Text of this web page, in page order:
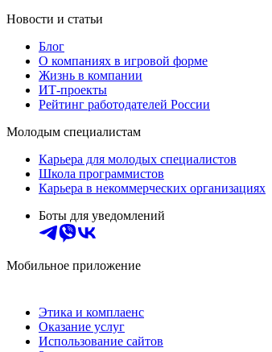
Новости и статьи
Блог
О компаниях в игровой форме
Жизнь в компании
ИТ-проекты
Рейтинг работодателей России
Молодым специалистам
Карьера для молодых специалистов
Школа программистов
Карьера в некоммерческих организациях
Боты для уведомлений
Мобильное приложение
Этика и комплаенс
Оказание услуг
Использование сайтов